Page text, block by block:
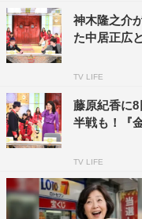
VTRでは電子レンジ
の危険とその原因を
神木隆之介
た中居正広
TV LIFE
藤原紀香に
半戦も！『
TV LIFE